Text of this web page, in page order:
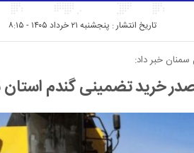
تاریخ انتشار : پنجشنبه ۲۱ خرداد ۱۴۰۵ - ۸:۱۵
سمنان خبر داد:
خرید تضمینی گندم